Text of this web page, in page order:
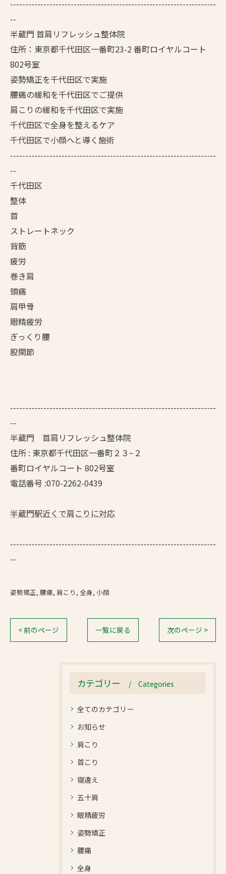
--------------------------------------------------------------------
--
半蔵門 首肩リフレッシュ整体院
住所：東京都千代田区一番町23-2 番町ロイヤルコート
802号室
姿勢矯正を千代田区で実施
腰痛の緩和を千代田区でご提供
肩こりの緩和を千代田区で実施
千代田区で全身を整えるケア
千代田区で小顔へと導く施術
--------------------------------------------------------------------
--
千代田区
整体
首
ストレートネック
背筋
疲労
巻き肩
頭痛
肩甲骨
眼精疲労
ぎっくり腰
股関節
--------------------------------------------------------------------
--
半蔵門 首肩リフレッシュ整体院
住所 : 東京都千代田区一番町２３−２
番町ロイヤルコート 802号室
電話番号 :070-2262-0439
半蔵門駅近くで肩こりに対応
--------------------------------------------------------------------
--
姿勢矯正 腰痛 肩こり 全身 小顔
< 前のページ 一覧に戻る 次のページ >
カテゴリー Categories
全てのカテゴリー
お知らせ
肩こり
首こり
寝違え
五十肩
眼精疲労
姿勢矯正
腰痛
全身